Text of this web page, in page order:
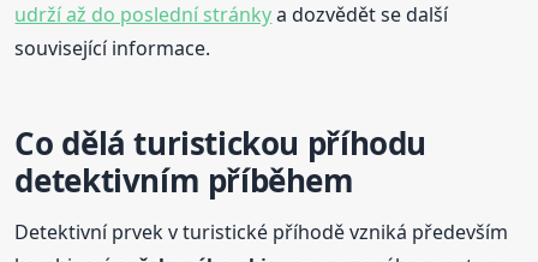
udrží až do poslední stránkya dozvědět se další
související informace.
Co dělá turistickou příhodu
detektivním příběhem
Detektivní prvek v turistické příhodě vzniká především